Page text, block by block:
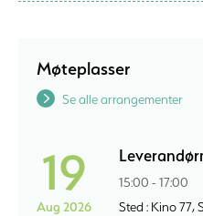
Møteplasser
Se alle arrangementer
19
Aug 2026
15:00 - 17:00
Sted : Kino 77,